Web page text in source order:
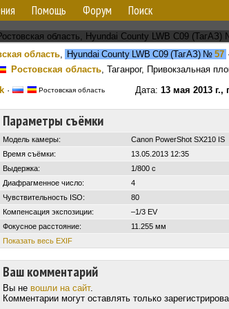
Помощь Форум Поиск
область, Hyundai County LWB C09 (ТагАЗ) № 57
Ростовская область, Таганрог, Привокзальная
· Ростовская областьДата: 13 мая 2013 г.,
Параметры съёмки
Модель камеры:
Canon PowerShot SX210 IS
Время съёмки:
13.05.2013 12:35
Выдержка:
1/800 с
Диафрагменное число:
4
Чувствительность ISO:
80
Компенсация экспозиции:
–1/3 EV
Фокусное расстояние:
11.255 мм
Показать весь EXIF
Ваш комментарий
Вы не вошли на сайт.
Комментарии могут оставлять только